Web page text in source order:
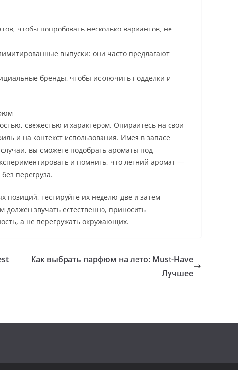
чтобы попробовать несколько вариантов, не
выпуски: они часто предлагают
бренды, чтобы исключить подделки и
свежестью и характером. Опирайтесь на свои
и на контекст использования. Имея в запасе
вы сможете подобрать ароматы под
и помнить, что летний аромат —
перегруза.
позиций, тестируйте их неделю-две и затем
звучать естественно, приносить
а не перегружать окружающих.
Как выбрать парфюм на лето: Must-Have
Лучшее